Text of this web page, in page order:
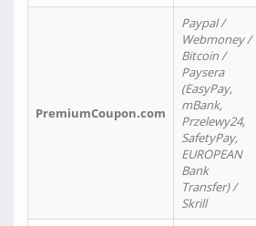
PremiumCoupon.com
Paypal /
Webmoney /
Bitcoin /
Paysera
(EasyPay,
mBank,
Przelewy24,
SafetyPay,
EUROPEAN
Bank
Transfer) /
Skrill